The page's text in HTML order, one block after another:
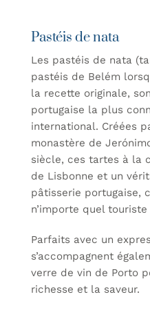
Pastéis de nata
Les pastéis de nata
pastéis de Belém
la recette originale,
portugaise la plus
international. Créées
monastère de
siècle, ces tartes à la
de Lisbonne et un
pâtisserie portugaise,
n’importe quel
Parfaits avec un
s’accompagnent
verre de vin de Porto
richesse et la saveur.